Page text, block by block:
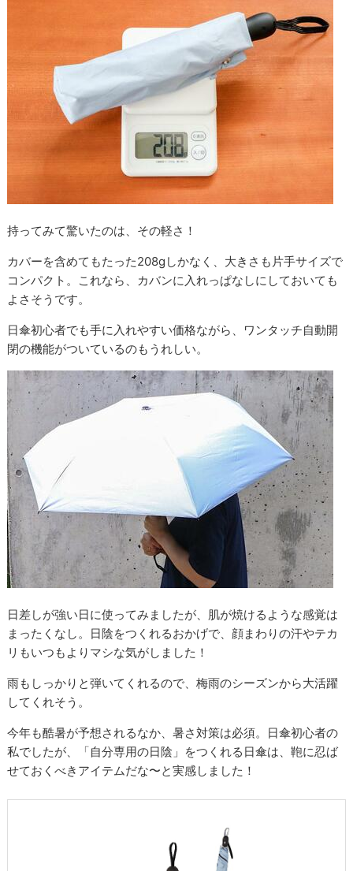
持ってみて驚いたのは、その軽さ！
カバーを含めてもたった208gしかなく、大きさも片手サイズで
コンパクト。これなら、カバンに入れっぱなしにしておいても
よさそうです。
日傘初心者でも手に入れやすい価格ながら、ワンタッチ自動開
閉の機能がついているのもうれしい。
日差しが強い日に使ってみましたが、肌が焼けるような感覚は
まったくなし。日陰をつくれるおかげで、顔まわりの汗やテカ
リもいつもよりマシな気がしました！
雨もしっかりと弾いてくれるので、梅雨のシーズンから大活躍
してくれそう。
今年も酷暑が予想されるなか、暑さ対策は必須。日傘初心者の
私でしたが、「自分専用の日陰」をつくれる日傘は、鞄に忍ば
せておくべきアイテムだな〜と実感しました！